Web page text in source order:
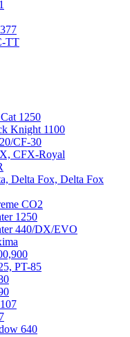
TT
1250
Knight 1100
CF-30
CFX-Royal
Delta Fox, Delta Fox
CO2
1250
440/DX/EVO
PT-85
640